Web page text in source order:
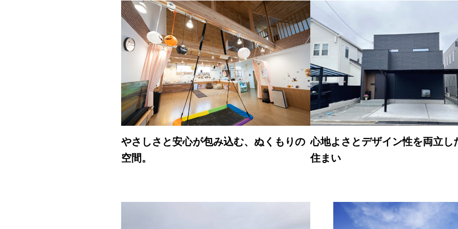
やさしさと安心が包み込む、ぬくもりの
空間。
心地よさとデザイン性を両立し
住まい